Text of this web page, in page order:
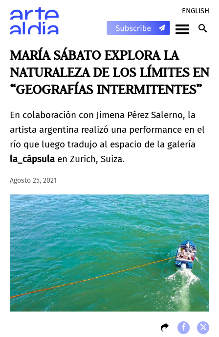
ENGLISH
MARÍA SÁBATO EXPLORA LA
NATURALEZA DE LOS LÍMITES EN
“GEOGRAFÍAS INTERMITENTES”
En colaboración con Jimena Pérez Salerno, la
artista argentina realizó una performance en el
río que luego tradujo al espacio de la galería
la_cápsula en Zurich, Suiza.
Agosto 25, 2021